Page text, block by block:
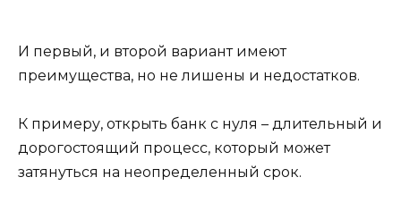
И первый, и второй вариант имеют
преимущества, но не лишены и недостатков.
К примеру, открыть банк с нуля – длительный и
дорогостоящий процесс, который может
затянуться на неопределенный срок.